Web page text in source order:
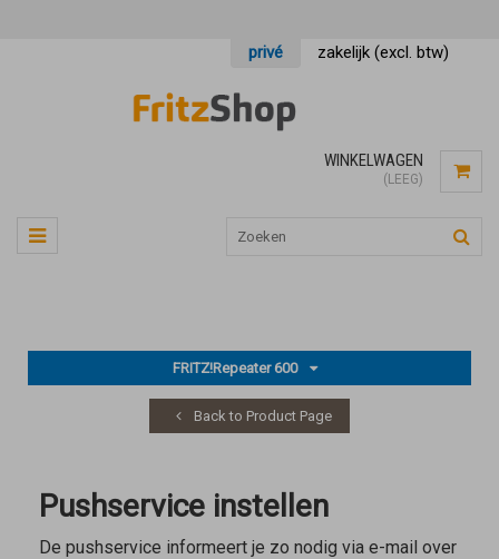
privé zakelijk (excl. btw)
WINKELWAGEN
(LEEG)
FRITZ!Repeater 600
Back to Product Page
Pushservice instellen
De pushservice informeert je zo nodig via e-mail over